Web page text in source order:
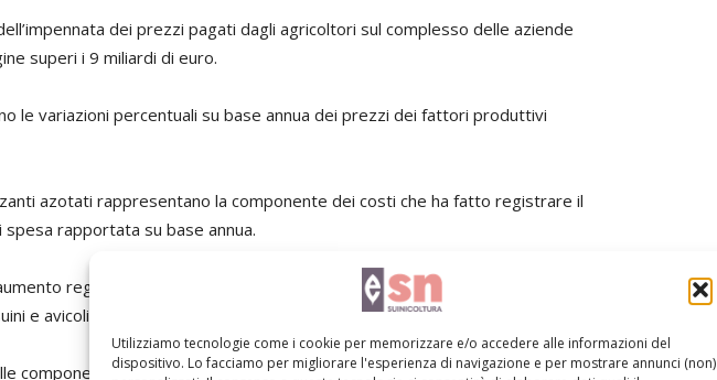
Utilizziamo tecnologie come i cookie per memorizzare e/o accedere alle informazioni del
dispositivo. Lo facciamo per migliorare l'esperienza di navigazione e per mostrare annunci (non)
dei prezzi pagati dagli agricoltori sul complesso delle aziende
superi i 9 miliardi di euro.
le variazioni percentuali su base annua dei prezzi dei fattori produttivi
azotati rappresentano la componente dei costi che ha fatto registrare il
rapportata su base annua.
registrato nei mangimi, esso fa sentire i suoi effetti soprattutto sulle
e avicoli.
componenti economiche si riflette, per quanto in modo non uniforme, anche